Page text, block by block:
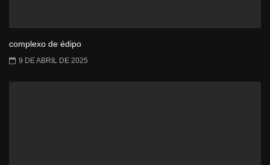
complexo de édipo
9 DE ABRIL DE 2025